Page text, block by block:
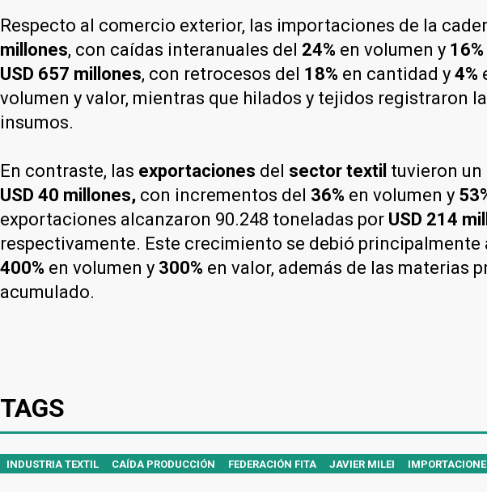
Respecto al comercio exterior, las importaciones de la
millones, con caídas interanuales del 24% en volumen y 16%
USD 657 millones, con retrocesos del 18% en cantidad y 4%
volumen y valor, mientras que hilados y tejidos registraron
insumos.
En contraste, las exportaciones del sector textil tuvieron un
USD 40 millones, con incrementos del 36% en volumen y
exportaciones alcanzaron 90.248 toneladas por USD 214
respectivamente. Este crecimiento se debió
400% en volumen y 300% en valor, además de las materias
acumulado.
TAGS
INDUSTRIA TEXTIL CAÍDA PRODUCCIÓN FEDERACIÓN FITA JAVIER MILEI